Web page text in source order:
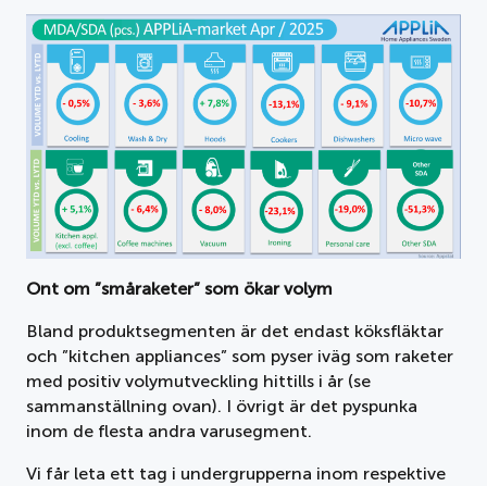
Ont om ”småraketer” som ökar volym
Bland produktsegmenten är det endast köksfläktar
och ”kitchen appliances” som pyser iväg som raketer
med positiv volymutveckling hittills i år (se
sammanställning ovan). I övrigt är det pyspunka
inom de flesta andra varusegment.
Vi får leta ett tag i undergrupperna inom respektive